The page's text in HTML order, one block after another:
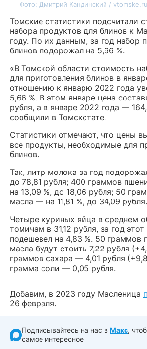
Фото: Дмитрий Кандинский / vtomske.ru
Томские статистики подсчитали
набора продуктов для блинов к
году. По их данным, за год набор
блинов подорожал на 5,66 %.
«В Томской области стоимость
для приготовления блинов в
отношению к январю 2022 года
5,66 %. В этом январе цена
рубля, а в январе 2022 года —
сообщили в Томскстате.
Статистики отмечают, что цены
все продукты, необходимые для
блинов.
Так, литр молока за год
до 78,81 рубля; 400 граммов
на 13,09 %, до 18,06 рубля; 50
масла — на 11,81 %, до 34,09 рубля.
Четыре куриных яйца в среднем
томичам в 31,12 рубля, за год этот
подешевел на 4,83 %. 50 граммов
масла будут стоить 7,22 рубля
граммов сахара — 4,01 рубля
грамма соли — 0,05 рубля.
Добавим, в 2023 году Масленица
26 февраля.
Подписывайтесь на нас в Макс,
самое интересное